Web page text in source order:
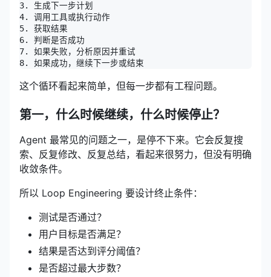
3. 生成下一步计划
4. 调用工具或执行动作
5. 获取结果
6. 判断是否成功
7. 如果失败，分析原因并重试
这个循环看起来简单，但每一步都有工程问题。
第一，什么时候继续，什么时候停止？
Agent 最常见的问题之一，是停不下来。它会反复搜
索、反复修改、反复总结，看起来很努力，但没有明确
收敛条件。
所以 Loop Engineering 要设计终止条件：
测试是否通过？
用户目标是否满足？
结果是否达到评分阈值？
是否超过最大步数？